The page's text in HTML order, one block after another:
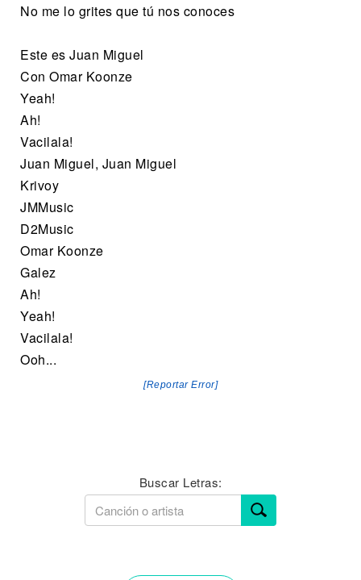
No me lo grites que tú nos conoces
Este es Juan Miguel
Con Omar Koonze
Yeah!
Ah!
Vacilala!
Juan Miguel, Juan Miguel
Krivoy
JMMusic
D2Music
Omar Koonze
Galez
Ah!
Yeah!
Vacilala!
Ooh...
[Reportar Error]
Buscar Letras: